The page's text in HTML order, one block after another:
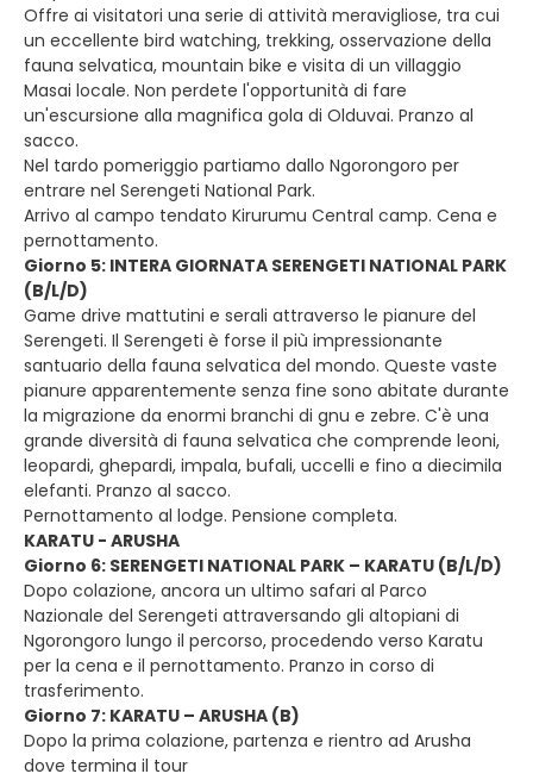
Offre ai visitatori una serie di attività meravigliose, tra cui
un eccellente bird watching, trekking, osservazione della
fauna selvatica, mountain bike e visita di un villaggio
Masai locale. Non perdete l'opportunità di fare
un'escursione alla magnifica gola di Olduvai. Pranzo al
sacco.
Nel tardo pomeriggio partiamo dallo Ngorongoro per
entrare nel Serengeti National Park.
Arrivo al campo tendato Kirurumu Central camp. Cena e
pernottamento.
Giorno 5: INTERA GIORNATA SERENGETI NATIONAL PARK
(B/L/D)
Game drive mattutini e serali attraverso le pianure del
Serengeti. Il Serengeti è forse il più impressionante
santuario della fauna selvatica del mondo. Queste vaste
pianure apparentemente senza fine sono abitate durante
la migrazione da enormi branchi di gnu e zebre. C'è una
grande diversità di fauna selvatica che comprende leoni,
leopardi, ghepardi, impala, bufali, uccelli e fino a diecimila
elefanti. Pranzo al sacco.
Pernottamento al lodge. Pensione completa.
KARATU - ARUSHA
Giorno 6: SERENGETI NATIONAL PARK – KARATU (B/L/D)
Dopo colazione, ancora un ultimo safari al Parco
Nazionale del Serengeti attraversando gli altopiani di
Ngorongoro lungo il percorso, procedendo verso Karatu
per la cena e il pernottamento. Pranzo in corso di
trasferimento.
Giorno 7: KARATU – ARUSHA (B)
Dopo la prima colazione, partenza e rientro ad Arusha
dove termina il tour